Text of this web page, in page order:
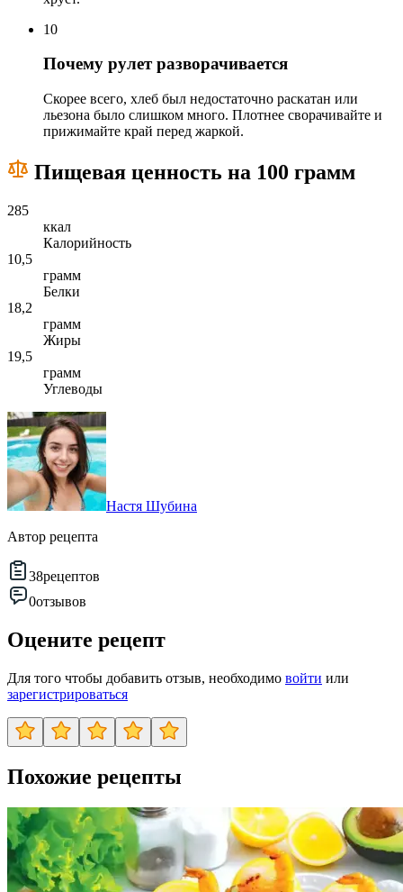
10
Почему рулет разворачивается
Скорее всего, хлеб был недостаточно раскатан или
льезона было слишком много. Плотнее сворачивайте и
прижимайте край перед жаркой.
Пищевая ценность на 100 грамм
285
ккал
Калорийность
10,5
грамм
Белки
18,2
грамм
Жиры
19,5
грамм
Углеводы
Настя Шубина
Автор рецепта
38рецептов
0отзывов
Оцените рецепт
Для того чтобы добавить отзыв, необходимо войти или
зарегистрироваться
Похожие рецепты